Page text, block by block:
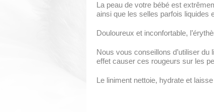
La peau de votre bébé est
ainsi que les selles parfois liquides
Douloureux et inconfortable,
Nous vous conseillons d’utiliser
effet causer ces rougeurs sur les
Le liniment nettoie, hydrate et